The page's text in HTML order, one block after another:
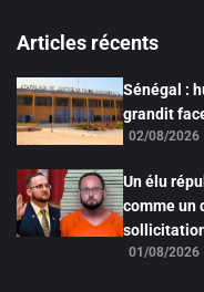
Articles récents
Sénégal :
grandit
02/08/2026
Un élu
comme un
01/08/2026